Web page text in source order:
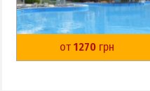
от 1270 грн